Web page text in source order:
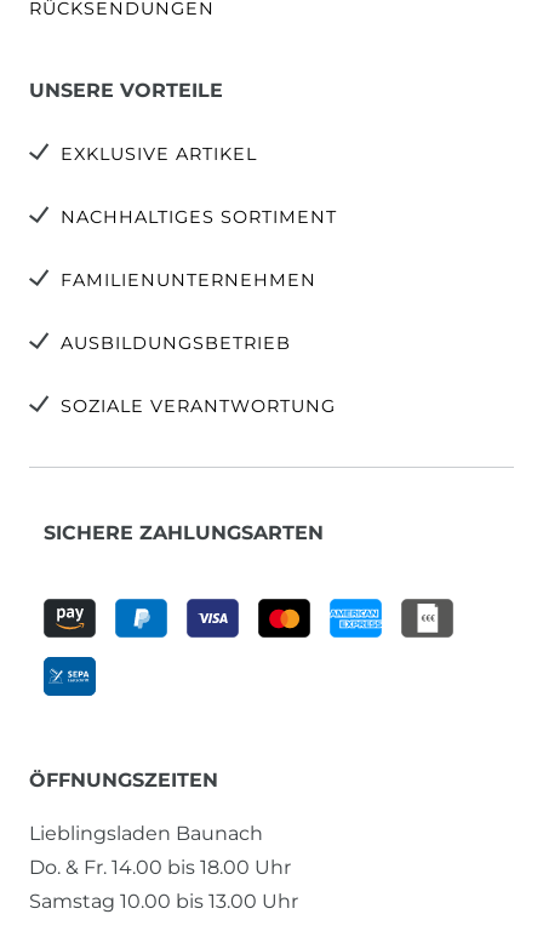
RÜCKSENDUNGEN
UNSERE VORTEILE
EXKLUSIVE ARTIKEL
NACHHALTIGES SORTIMENT
FAMILIENUNTERNEHMEN
AUSBILDUNGSBETRIEB
SOZIALE VERANTWORTUNG
SICHERE ZAHLUNGSARTEN
ÖFFNUNGSZEITEN
Lieblingsladen Baunach
Do. & Fr. 14.00 bis 18.00 Uhr
Samstag 10.00 bis 13.00 Uhr